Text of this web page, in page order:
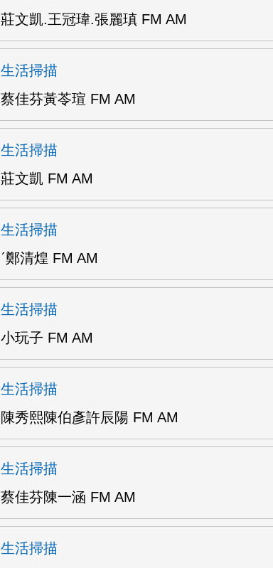
莊文凱.王冠瑋.張麗瑱 FM AM
生活掃描
蔡佳芬黃苓瑄 FM AM
生活掃描
莊文凱 FM AM
生活掃描
ˊ鄭清煌 FM AM
生活掃描
小玩子 FM AM
生活掃描
陳秀熙陳伯彥許辰陽 FM AM
生活掃描
蔡佳芬陳一涵 FM AM
生活掃描